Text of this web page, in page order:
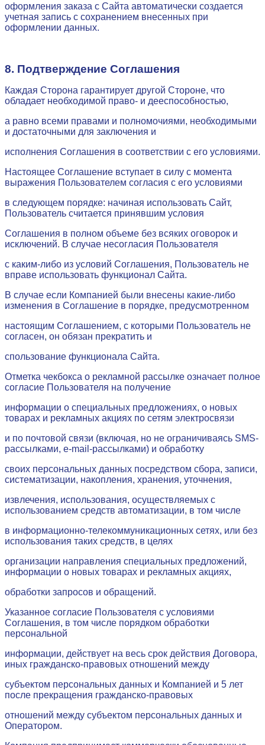
оформления заказа с Сайта автоматически создается
учетная запись с сохранением внесенных при
оформлении данных.
8. Подтверждение Соглашения
Каждая Сторона гарантирует другой Стороне, что
обладает необходимой право- и дееспособностью,
а равно всеми правами и полномочиями, необходимыми
и достаточными для заключения и
исполнения Соглашения в соответствии с его условиями.
Настоящее Соглашение вступает в силу с момента
выражения Пользователем согласия с его условиями
в следующем порядке: начиная использовать Сайт,
Пользователь считается принявшим условия
Соглашения в полном объеме без всяких оговорок и
исключений. В случае несогласия Пользователя
с каким-либо из условий Соглашения, Пользователь не
вправе использовать функционал Сайта.
В случае если Компанией были внесены какие-либо
изменения в Соглашение в порядке, предусмотренном
настоящим Соглашением, с которыми Пользователь не
согласен, он обязан прекратить и
спользование функционала Сайта.
Отметка чекбокса о рекламной рассылке означает полное
согласие Пользователя на получение
информации о специальных предложениях, о новых
товарах и рекламных акциях по сетям электросвязи
и по почтовой связи (включая, но не ограничиваясь SMS-
рассылками, e-mail-рассылками) и обработку
своих персональных данных посредством сбора, записи,
систематизации, накопления, хранения, уточнения,
извлечения, использования, осуществляемых с
использованием средств автоматизации, в том числе
в информационно-телекоммуникационных сетях, или без
использования таких средств, в целях
организации направления специальных предложений,
информации о новых товарах и рекламных акциях,
обработки запросов и обращений.
Указанное согласие Пользователя с условиями
Соглашения, в том числе порядком обработки
персональной
информации, действует на весь срок действия Договора,
иных гражданско-правовых отношений между
субъектом персональных данных и Компанией и 5 лет
после прекращения гражданско-правовых
отношений между субъектом персональных данных и
Оператором.